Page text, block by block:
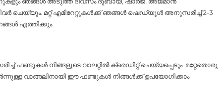
ചെയ്യും. മറ്റ് എമിറേറ്റുകൾക്ക് ഞങ്ങൾ ഷെഡ്യൂൾ അനുസരിച്ച് 2-3
എത്തിക്കും.
ഫണ്ടുകൾ നിങ്ങളുടെ വാലറ്റിൽ ക്രെഡിറ്റ് ചെയ്യപ്പെടും. മറ്റേതൊരു
വാങ്ങലിനായി ഈ ഫണ്ടുകൾ നിങ്ങൾക്ക് ഉപയോഗിക്കാം.